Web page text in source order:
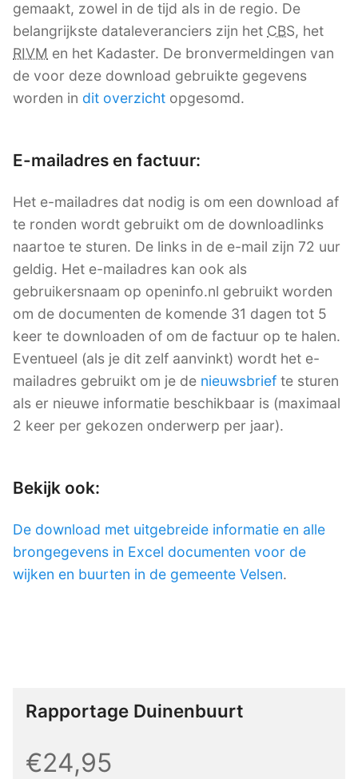
gemaakt, zowel in de tijd als in de regio. De
belangrijkste dataleveranciers zijn het CBS, het
RIVM en het Kadaster. De bronvermeldingen van
de voor deze download gebruikte gegevens
worden in dit overzicht opgesomd.
E-mailadres en factuur:
Het e-mailadres dat nodig is om een download af
te ronden wordt gebruikt om de downloadlinks
naartoe te sturen. De links in de e-mail zijn 72 uur
geldig. Het e-mailadres kan ook als
gebruikersnaam op openinfo.nl gebruikt worden
om de documenten de komende 31 dagen tot 5
keer te downloaden of om de factuur op te halen.
Eventueel (als je dit zelf aanvinkt) wordt het e-
mailadres gebruikt om je de nieuwsbrief te sturen
als er nieuwe informatie beschikbaar is (maximaal
2 keer per gekozen onderwerp per jaar).
Bekijk ook:
De download met uitgebreide informatie en alle
brongegevens in Excel documenten voor de
wijken en buurten in de gemeente Velsen.
Rapportage Duinenbuurt
€24,95